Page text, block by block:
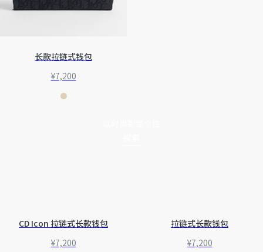
长款拉链式钱包
¥7,200
CD Icon 拉链式长款钱包
¥7,200
拉链式长款钱包
¥7,200